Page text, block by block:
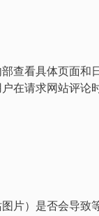
查看具体页面和
在请求网站评论
片）是否会导致